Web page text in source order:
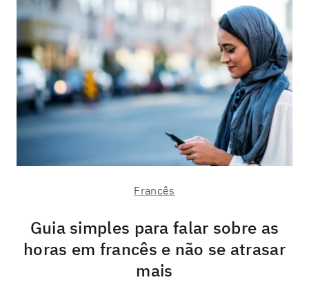
Francês
Guia simples para falar sobre as
horas em francês e não se atrasar
mais